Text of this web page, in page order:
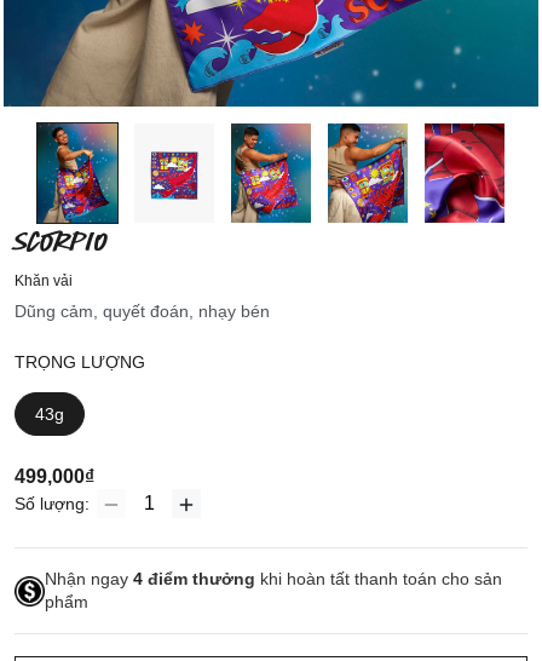
SCORPIO
Khăn vải
Dũng cảm, quyết đoán, nhạy bén
TRỌNG LƯỢNG
43g
499,000₫
Số lượng:
Nhận ngay 4 điểm thưởng khi hoàn tất thanh toán cho sản
phẩm